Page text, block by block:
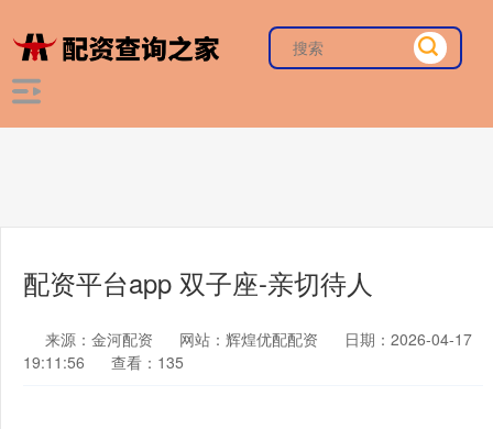
配资平台app 双子座-亲切待人
来源：金河配资 网站：辉煌优配配资
日期：2026-04-17
19:11:56
查看：135